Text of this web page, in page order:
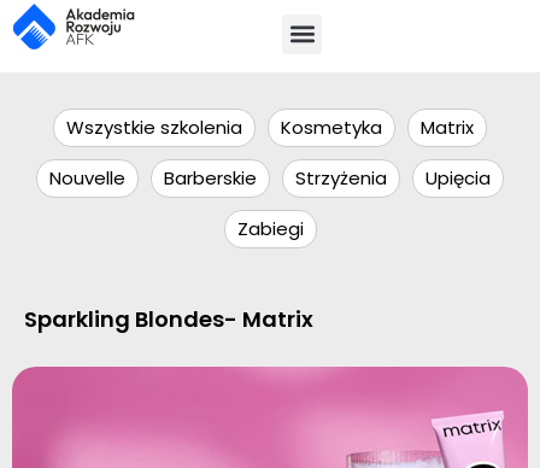
Wszystkie szkolenia Kosmetyka
Matrix
Nouvelle
Barberskie Strzyżenia
Upięcia
Zabiegi
Sparkling Blondes- Matrix